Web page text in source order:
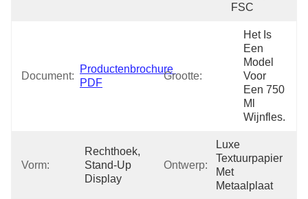
FSC
Document:
Productenbrochure
PDF
Grootte:
Het Is
Een
Model
Voor
Een 750
Ml
Wijnfles.
Vorm:
Rechthoek,
Stand-Up
Display
Ontwerp:
Luxe
Textuurpapier
Met
Metaalplaat